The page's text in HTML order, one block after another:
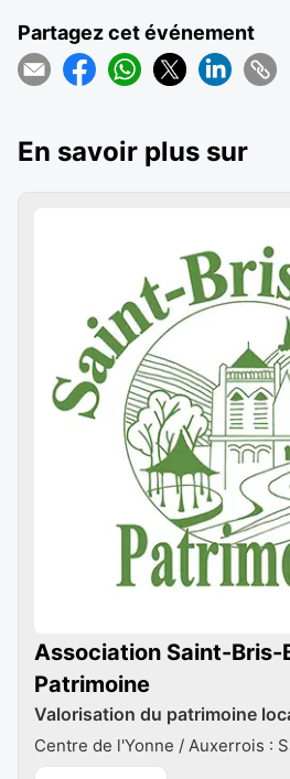
Partagez cet événement
En savoir plus sur
Association Saint-Bris-
Patrimoine
Valorisation du patrimoine
Centre de l'Yonne / Auxerrois :